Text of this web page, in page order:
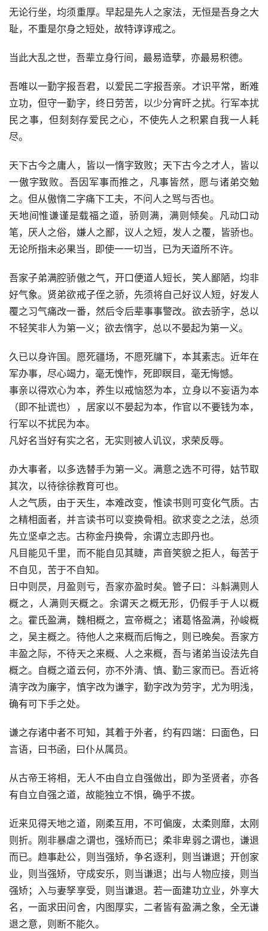
无论行坐，均须重厚。早起是先人之家法，无恒是吾身之大
耻，不重是尔身之短处，故特谆谆戒之。
当此大乱之世，吾辈立身行间，最易造孽，亦最易积德。
吾唯以一勤字报吾君，以爱民二字报吾亲。才识平常，断难
立功，但守一勤字，终日劳苦，以少分宵旰之扰。行军本扰
民之事，但刻刻存爱民之心，不使先人之积累自我一人耗
尽。
天下古今之庸人，皆以一惰字致败；天下古今之才人，皆以
一傲字致败。吾因军事而推之，凡事皆然，愿与诸弟交勉
之。但从傲惰二字痛下工夫，不问人之骂与否也。
天地间惟谦谨是载福之道，骄则满，满则倾矣。凡动口动
笔，厌人之俗，嫌人之鄙，议人之短，发人之覆，皆骄也。
无论所指未必果当，即使一一切当，已为天道所不许。
吾家子弟满腔骄傲之气，开口便道人短长，笑人鄙陋，均非
好气象。贤弟欲戒子侄之骄，先须将自己好议人短，好发人
覆之习气痛改一番，然后令后辈事事警改。欲去骄字，总以
不轻笑非人为第一义；欲去惰字，总以不晏起为第一义。
久已以身许国。愿死疆场，不愿死牖下，本其素志。近年在
军办事，尽心竭力，毫无愧怍，死即瞑目，毫无悔憾。
事亲以得欢心为本，养生以戒恼怒为本，立身以不妄语为本
（即不扯谎也），居家以不晏起为本，作官以不要钱为本，
行军以不扰民为本。
凡好名当好有实之名，无实则被人讥议，求荣反辱。
办大事者，以多选替手为第一义。满意之选不可得，姑节取
其次，以待徐徐教育可也。
人之气质，由于天生，本难改变，惟读书则可变化气质。古
之精相面者，并言读书可以变换骨相。欲求变之之法，总须
先立坚卓之志。古称金丹换骨，余谓立志即丹也。
凡目能见千里，而不能自见其睫，声音笑貌之拒人，每苦于
不自见，苦于不自知。
日中则昃，月盈则亏，吾家亦盈时矣。管子曰：斗斛满则人
概之，人满则天概之。余谓天之概无形，仍假手于人以概
之。霍氏盈满，魏相概之，宣帝概之；诸葛恪盈满，孙峻概
之，吴主概之。待他人之来概而后悔之，则已晚矣。吾家方
丰盈之际，不待天之来概、人之来概，吾与诸弟当设法先自
概之。自概之道云何，亦不外清、慎、勤三家而已。吾近将
清字改为廉字，慎字改为谦字，勤字改为劳字，尤为明浅，
确有可下手之处。
谦之存诸中者不可知，其着于外者，约有四端：曰面色，曰
言语，曰书函，曰仆从属员。
从古帝王将相，无人不由自立自强做出，即为圣贤者，亦各
有自立自强之道，故能独立不惧，确乎不拔。
近来见得天地之道，刚柔互用，不可偏废，太柔则靡，太刚
则折。刚非暴虐之谓也，强矫而已；柔非卑弱之谓也，谦退
而已。趋事赴公，则当强矫，争名逐利，则当谦退；开创家
业，则当强矫，守成安乐，则当谦退；出与人物应接，则当
强矫；入与妻孥享受，则当谦退。若一面建功立业，外享大
名，一面求田问舍，内图厚实，二者皆有盈满之象，全无谦
退之意，则断不能久。